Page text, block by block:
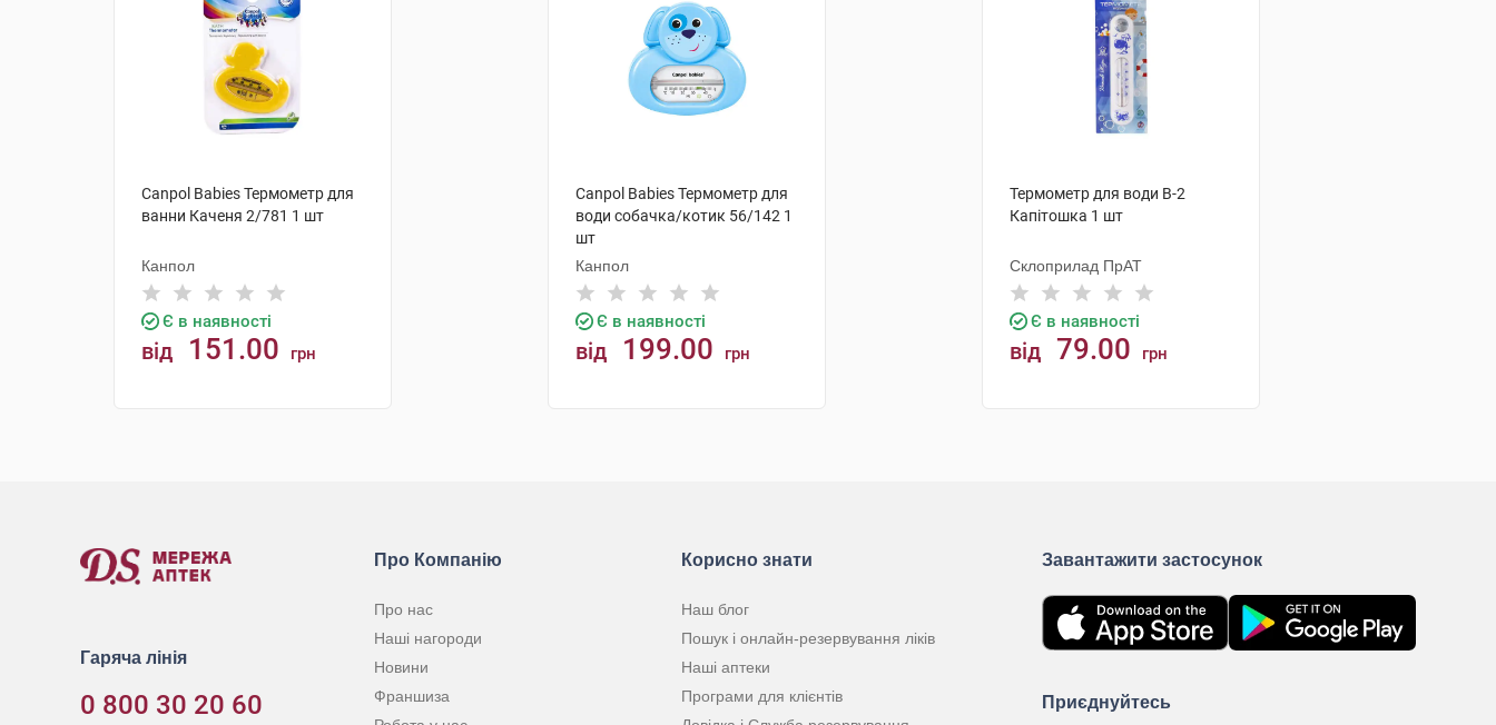
Canpol Babies Термометр для
ванни Каченя 2/781 1 шт
Канпол
Є в наявності
від 151.00 грн
Canpol Babies Термометр для
води собачка/котик 56/142 1
шт
Канпол
Є в наявності
від 199.00 грн
Термометр для води В-2
Капітошка 1 шт
Склоприлад ПрАТ
Є в наявності
від 79.00 грн
Гаряча лінія
0 800 30 20 60
Про Компанію
Про нас
Наші нагороди
Новини
Франшиза
Корисно знати
Наш блог
Пошук і онлайн-резервування ліків
Наші аптеки
Програми для клієнтів
Завантажити застосунок
Приєднуйтесь